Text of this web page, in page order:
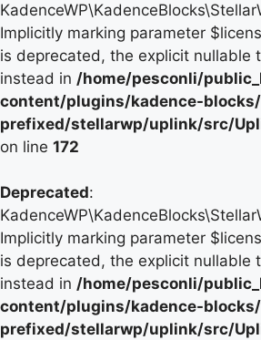
Implicitly marking parameter
is deprecated, the explicit nullable
instead in /home/pesconli/
content/plugins/kadence-
prefixed/stellarwp/uplink/src/
on line 172
Deprecated:
Implicitly marking parameter
is deprecated, the explicit nullable
instead in /home/pesconli/
content/plugins/kadence-
prefixed/stellarwp/uplink/src/